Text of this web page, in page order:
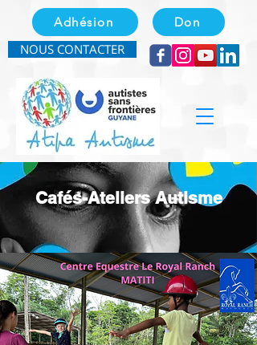
Adhésion Don
NOUS CONTACTER
Cafés-Ateliers Autisme